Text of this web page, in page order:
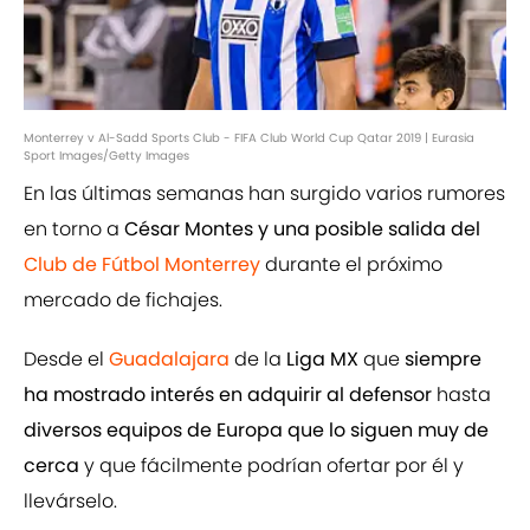
Monterrey v Al-Sadd Sports Club - FIFA Club World Cup Qatar 2019 | Eurasia
Sport Images/Getty Images
En las últimas semanas han surgido varios rumores
en torno a César Montes y una posible salida del
Club de Fútbol Monterreydurante el próximo
mercado de fichajes.
Desde el Guadalajara de la Liga MX quesiempre
ha mostrado interés en adquirir al defensor hasta
diversos equipos de Europa que lo siguen muy de
cerca y que fácilmente podrían ofertar por él y
llevárselo.